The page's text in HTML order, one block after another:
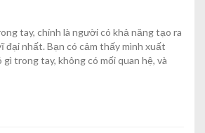
tay, chính là người có khả năng tạo ra
đại nhất. Bạn có cảm thấy mình xuất
trong tay, không có mối quan hệ, và